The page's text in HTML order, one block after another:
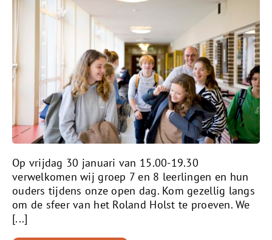
Op vrijdag 30 januari van 15.00-19.30
verwelkomen wij groep 7 en 8 leerlingen en hun
ouders tijdens onze open dag. Kom gezellig langs
om de sfeer van het Roland Holst te proeven. We
[...]